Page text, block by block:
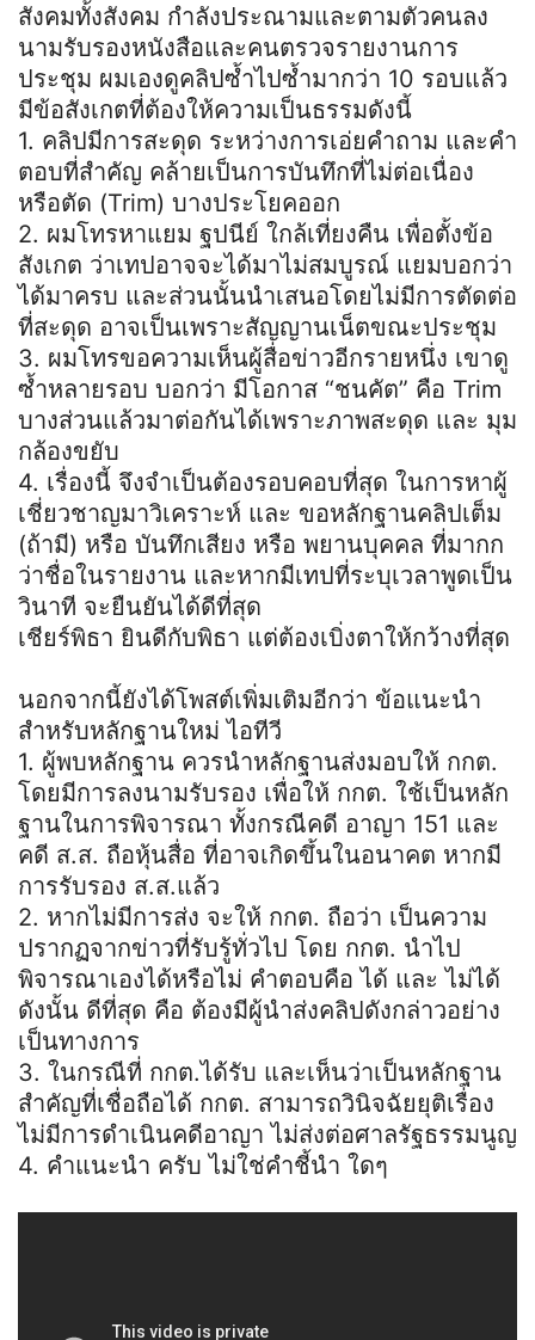
สังคมทั้งสังคม กำลังประณามและตามตัวคนลง
นามรับรองหนังสือและคนตรวจรายงานการ
ประชุม ผมเองดูคลิปซ้ำไปซ้ำมากว่า 10 รอบแล้ว
มีข้อสังเกตที่ต้องให้ความเป็นธรรมดังนี้
1. คลิปมีการสะดุด ระหว่างการเอ่ยคำถาม และคำ
ตอบที่สำคัญ คล้ายเป็นการบันทึกที่ไม่ต่อเนื่อง
หรือตัด (Trim) บางประโยคออก
2. ผมโทรหาแยม ฐปนีย์ ใกล้เที่ยงคืน เพื่อตั้งข้อ
สังเกต ว่าเทปอาจจะได้มาไม่สมบูรณ์ แยมบอกว่า
ได้มาครบ และส่วนนั้นนำเสนอโดยไม่มีการตัดต่อ
ที่สะดุด อาจเป็นเพราะสัญญานเน็ตขณะประชุม
3. ผมโทรขอความเห็นผู้สื่อข่าวอีกรายหนึ่ง เขาดู
ซ้ำหลายรอบ บอกว่า มีโอกาส “ชนคัต” คือ Trim
บางส่วนแล้วมาต่อกันได้เพราะภาพสะดุด และ มุม
กล้องขยับ
4. เรื่องนี้ จึงจำเป็นต้องรอบคอบที่สุด ในการหาผู้
เชี่ยวชาญมาวิเคราะห์ และ ขอหลักฐานคลิปเต็ม
(ถ้ามี) หรือ บันทึกเสียง หรือ พยานบุคคล ที่มากก
ว่าชื่อในรายงาน และหากมีเทปที่ระบุเวลาพูดเป็น
วินาที จะยืนยันได้ดีที่สุด
เชียร์พิธา ยินดีกับพิธา แต่ต้องเบิ่งตาให้กว้างที่สุด
นอกจากนี้ยังได้โพสต์เพิ่มเติมอีกว่า ข้อแนะนำ
สำหรับหลักฐานใหม่ ไอทีวี
1. ผู้พบหลักฐาน ควรนำหลักฐานส่งมอบให้ กกต.
โดยมีการลงนามรับรอง เพื่อให้ กกต. ใช้เป็นหลัก
ฐานในการพิจารณา ทั้งกรณีคดี อาญา 151 และ
คดี ส.ส. ถือหุ้นสื่อ ที่อาจเกิดขึ้นในอนาคต หากมี
การรับรอง ส.ส.แล้ว
2. หากไม่มีการส่ง จะให้ กกต. ถือว่า เป็นความ
ปรากฏจากข่าวที่รับรู้ทั่วไป โดย กกต. นำไป
พิจารณาเองได้หรือไม่ คำตอบคือ ได้ และ ไม่ได้
ดังนั้น ดีที่สุด คือ ต้องมีผู้นำส่งคลิปดังกล่าวอย่าง
เป็นทางการ
3. ในกรณีที่ กกต.ได้รับ และเห็นว่าเป็นหลักฐาน
สำคัญที่เชื่อถือได้ กกต. สามารถวินิจฉัยยุติเรื่อง
ไม่มีการดำเนินคดีอาญา ไม่ส่งต่อศาลรัฐธรรมนูญ
4. คำแนะนำ ครับ ไม่ใช่คำชี้นำ ใดๆ